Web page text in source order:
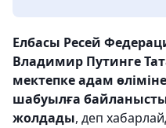
Елбасы Ресей
Владимир Путинге
мектепке адам
шабуылға
жолдады, деп